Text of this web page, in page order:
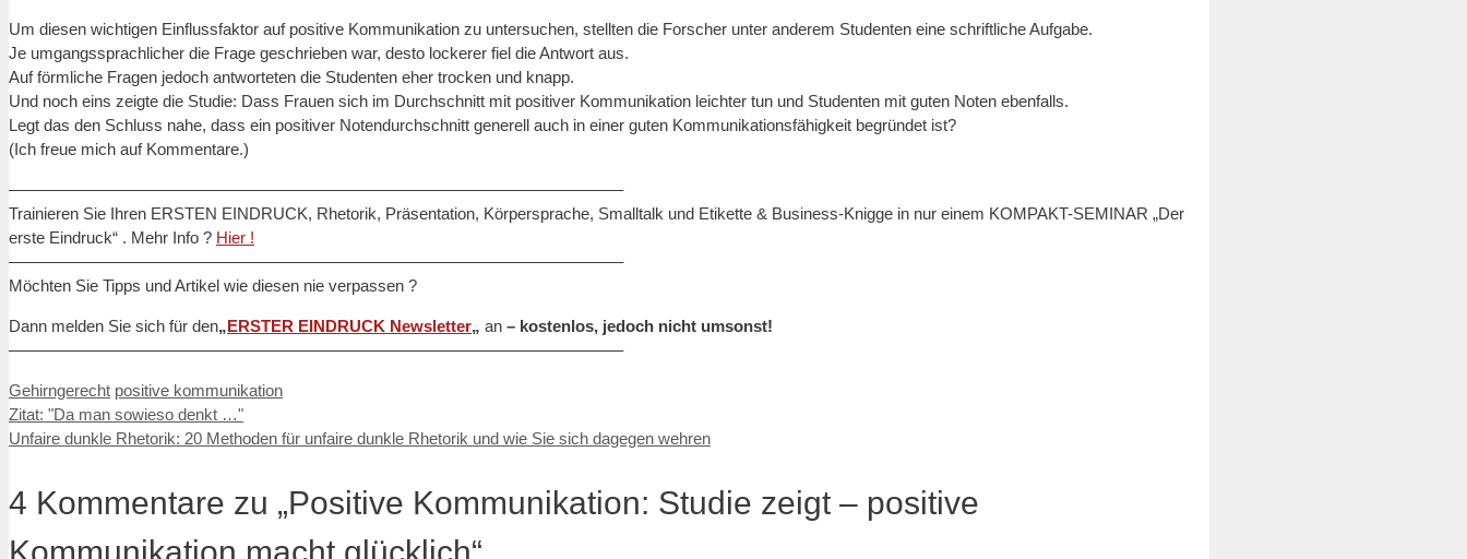
Um diesen wichtigen Einflussfaktor auf positive Kommunikation zu untersuchen, stellten die Forscher unter anderem Studenten eine schriftliche Aufgabe.
Je umgangssprachlicher die Frage geschrieben war, desto lockerer fiel die Antwort aus.
Auf förmliche Fragen jedoch antworteten die Studenten eher trocken und knapp.
Und noch eins zeigte die Studie: Dass Frauen sich im Durchschnitt mit positiver Kommunikation leichter tun und Studenten mit guten Noten ebenfalls.
Legt das den Schluss nahe, dass ein positiver Notendurchschnitt generell auch in einer guten Kommunikationsfähigkeit begründet ist?
(Ich freue mich auf Kommentare.)
—————————————————————————————————————–
Trainieren Sie Ihren ERSTEN EINDRUCK, Rhetorik, Präsentation, Körpersprache, Smalltalk und Etikette & Business-Knigge in nur einem KOMPAKT-SEMINAR „Der
erste Eindruck“ . Mehr Info ? Hier !
—————————————————————————————————————–
Möchten Sie Tipps und Artikel wie diesen nie verpassen ?
Dann melden Sie sich für den„ERSTER EINDRUCK Newsletter„ an – kostenlos, jedoch nicht umsonst!
—————————————————————————————————————–
Kategorien
Gehirngerecht Schlagwörter
positive kommunikation
Zitat: "Da man sowieso denkt …"
Unfaire dunkle Rhetorik: 20 Methoden für unfaire dunkle Rhetorik und wie Sie sich dagegen wehren
4 Kommentare zu „Positive Kommunikation: Studie zeigt – positive